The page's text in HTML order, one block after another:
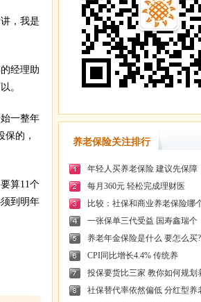
，我是
经理助
。
一整年
的，
算11个
到明年
养老保险关注排行
年轻人买养老保险 建议先保障
每月360元 轻松完成理财医
比较：社保和商业养老保险哪
一张保单三代受益 国寿鑫瑞个
养老年金保险是什么 要怎么买?
CPI同比增长4.4% 传统养
投保要货比三家 教你如何规划
社保替代率依然偏低 分红型养